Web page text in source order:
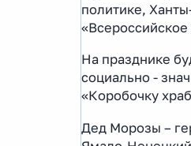
политике,
На празднике
социально -
«Коробочку
Дед Морозы –